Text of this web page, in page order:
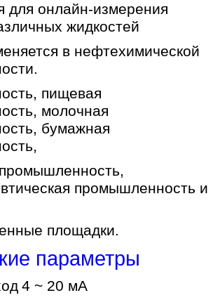
для онлайн-измерения
жидкостей
в нефтехимической
пищевая
молочная
бумажная
промышленность и
площадки.
параметры
4 ~ 20 мА